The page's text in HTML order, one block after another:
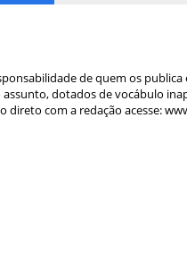
de quem os publica
dotados de vocábulo
direto com a redação acesse: